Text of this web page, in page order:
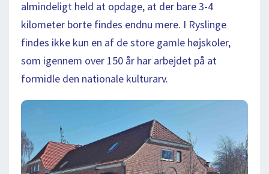
almindeligt held at opdage, at der bare 3-4
kilometer borte findes endnu mere. I Ryslinge
findes ikke kun en af de store gamle højskoler,
som igennem over 150 år har arbejdet på at
formidle den nationale kulturarv.